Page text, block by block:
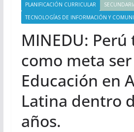
PLANIFICACIÓN CURRICULAR
TECNOLOGÍAS DE INFORMACIÓN Y
MINEDU: Perú
como meta
Educación en
Latina dentro
años.